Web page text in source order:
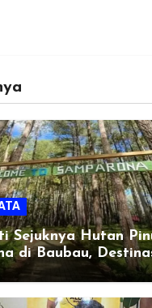
Sejuknya Hutan
di Baubau,